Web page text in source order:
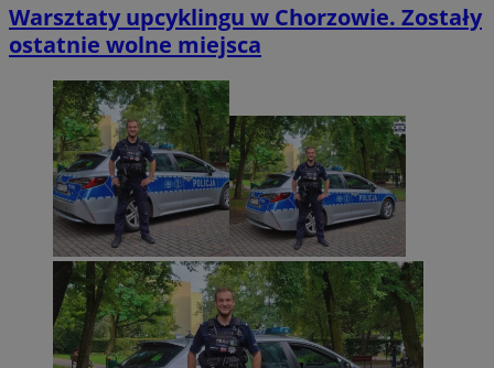
Warsztaty upcyklingu w Chorzowie. Zostały
ostatnie wolne miejsca